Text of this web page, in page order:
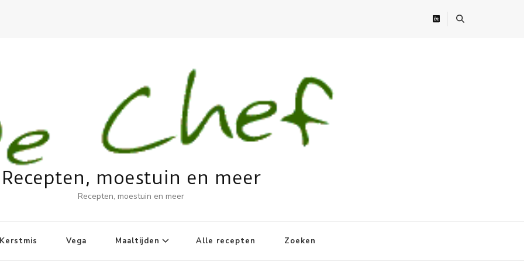
Recepten, moestuin en meer
Recepten, moestuin en meer
Vega Maaltijden Alle recepten Zoeken